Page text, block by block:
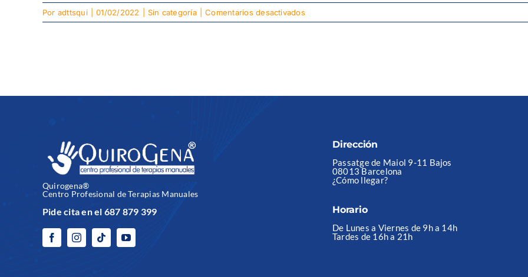
Por adttsqui 01/02/2022 Sin categoría Comentarios desactivadosen
¡Hola,
Quirogena®
Centro Profesional de Terapias Manuales
Pide cita en el 687 879 399
Dirección
Passatge de Maiol 9-11 Bajos
08013 Barcelona
¿Cómo llegar?
Horario
De Lunes a Viernes de 9h a 14h
Tardes de 16h a 21h